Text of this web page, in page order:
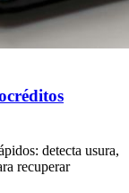
detecta usura,
recuperar